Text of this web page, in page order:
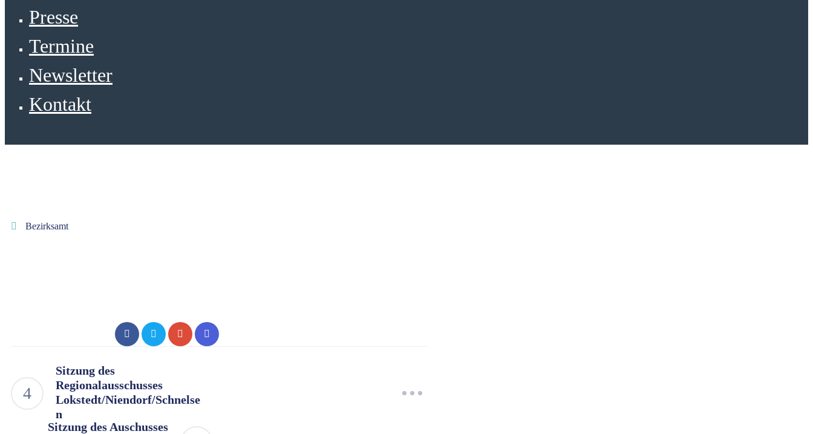
Presse
Termine
Newsletter
Kontakt
Bezirksamt
Sitzung des
Regionalausschusses
Lokstedt/Niendorf/Schnelse
n
Sitzung des Auschusses